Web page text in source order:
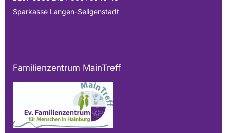
Sparkasse Langen-Seligenstadt
Familienzentrum MainTreff